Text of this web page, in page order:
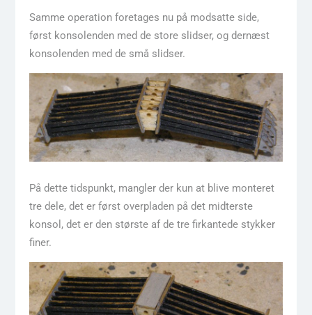
Samme operation foretages nu på modsatte side,
først konsolenden med de store slidser, og dernæst
konsolenden med de små slidser.
På dette tidspunkt, mangler der kun at blive monteret
tre dele, det er først overpladen på det midterste
konsol, det er den største af de tre firkantede stykker
finer.